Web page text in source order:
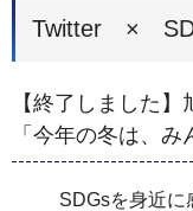
Twitter ×
【終了しました
「今年の冬は、み
SDGsを身近に